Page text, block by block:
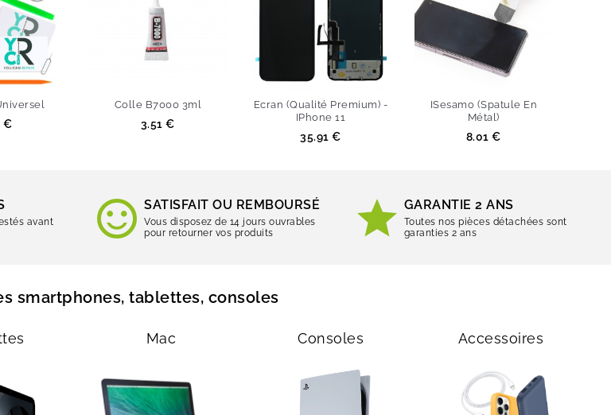
€
Colle B7000 3ml
Prix
3.51 €
Ecran (Qualité Premium) -
IPhone 11
Prix
35.91 €
ISesamo (Spatule En
Métal)
Prix
8.01 €
avant
SATISFAIT OU REMBOURSÉ
Vous disposez de 14 jours ouvrables
pour retourner vos produits
GARANTIE 2 ANS
Toutes nos pièces détachées sont
garanties 2 ans
smartphones, tablettes, consoles
Mac Consoles Accessoires